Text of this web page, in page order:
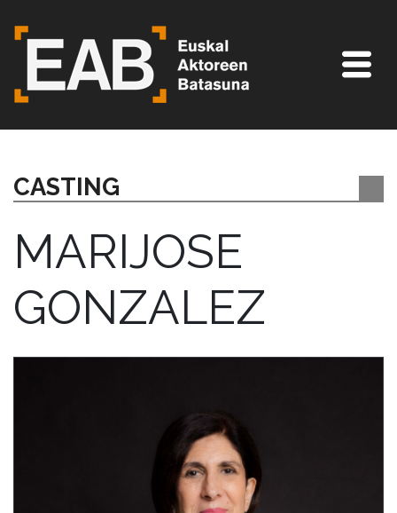
CASTING
MARIJOSE
GONZALEZ